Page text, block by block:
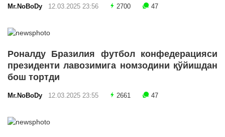
Mr.NoBoDy 12.03.2025 23:56 2700 47
Роналду Бразилия футбол конфедерацияси
президенти лавозимига номзодини қўйишдан
бош тортди
Mr.NoBoDy 12.03.2025 23:55 2661 47